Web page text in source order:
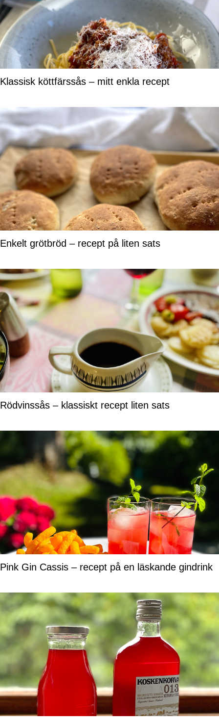
Klassisk köttfärssås – mitt enkla recept
Enkelt grötbröd – recept på liten sats
Rödvinssås – klassiskt recept liten sats
Pink Gin Cassis – recept på en läskande gindrink